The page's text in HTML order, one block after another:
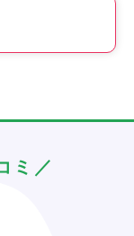
ミ／